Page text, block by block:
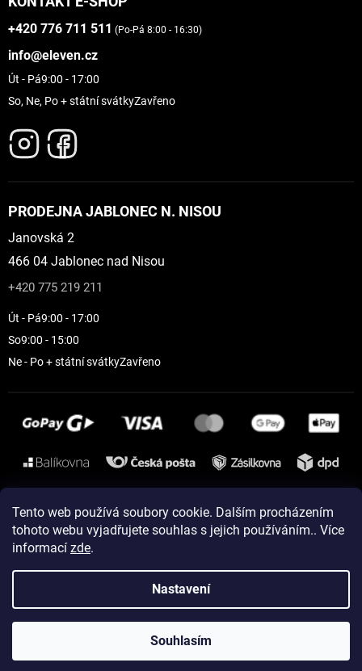
Tento web používá soubory cookie. Dalším procházením
tohoto webu vyjadřujete souhlas s jejich používáním.. Více
informací zde.
Nastavení
Souhlasím
+420 776 711 511 (Po-Pá 8:00 - 16:30)
info@eleven.cz
Út - Pá9:00 - 17:00
So, Ne, Po + státní svátkyZavřeno
PRODEJNA JABLONEC N. NISOU
Janovská 2
466 04 Jablonec nad Nisou
+420 775 219 211
Út - Pá9:00 - 17:00
So9:00 - 15:00
Ne - Po + státní svátkyZavřeno
Instagram
Vytvořil Shoptet
Copyright 2026ELEVEN sportswear. Všechna práva vyhrazena.
Upravit nastavení cookies